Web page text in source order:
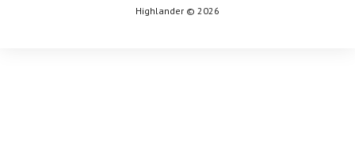
Highlander © 2026